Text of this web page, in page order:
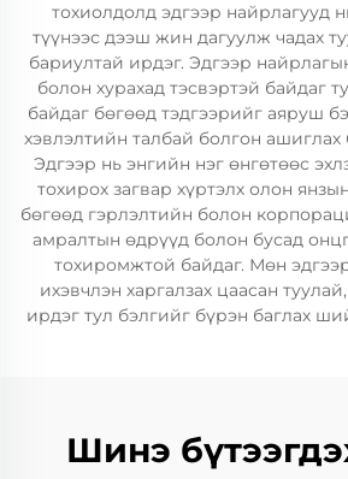
тохиолдолд эдгээр найрлагууд
түүнээс дээш жин дагуулж чадах
бариултай ирдэг. Эдгээр
болон хурахад тэсвэртэй байдаг
байдаг бөгөөд тэдгээрийг аяруш
хэвлэлтийн талбай болгон
Эдгээр нь энгийн нэг өнгөтөөс
тохирох загвар хүртэлх олон
бөгөөд гэрлэлтийн болон
амралтын өдрүүд болон бусад
тохиромжтой байдаг. Мөн
ихэвчлэн харгалзах цаасан
ирдэг тул бэлгийг бүрэн баглах
Шинэ